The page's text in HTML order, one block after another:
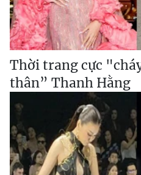
Thời trang cực
thân” Thanh Hằng